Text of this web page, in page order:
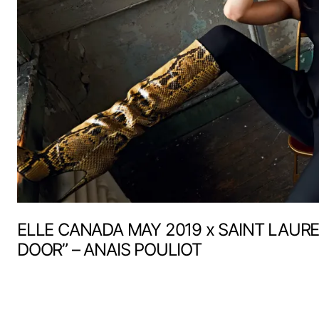
ELLE CANADA MAY 2019 x SAINT
DOOR” – ANAIS POULIOT